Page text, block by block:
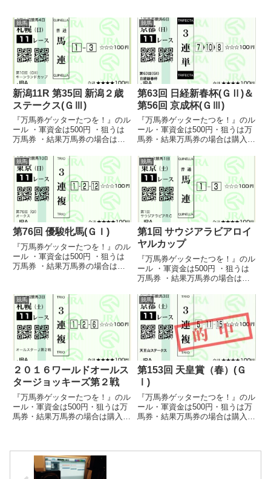
競馬
新潟11R 第35回 新潟２歳
ステークス(ＧⅢ)
『万馬券ゲッターたつを！』のル
ール ・軍資金は500円 ・狙うは
万馬券 ・結果万馬券の場合は購
あった場合は許す） ・誕生日馬
券は万馬券でなくても購入しても
良い ・万馬券は基本当たらない
ので、はずれてもすねない（...
競馬
第63回 日経新春杯(ＧⅡ)＆
第56回 京成杯(ＧⅢ)
『万馬券ゲッターたつを！』のル
ール・軍資金は500円・狙うは万
馬券・結果万馬券の場合は購入し
た場合は許す）・誕生日馬券は万
馬券でなくても購入しても良い・
万馬券は基本当たらないので、は
ずれてもすねない（笑）・高配...
競馬
第76回 優駿牝馬(ＧＩ)
『万馬券ゲッターたつを！』のル
ール ・軍資金は500円 ・狙うは
万馬券 ・結果万馬券の場合は購
基本当たらないので、はずれても
すねない（笑） ・高配当を取っ
たら読者に還元するとかしな...
競馬
第1回 サウジアラビアロイ
ヤルカップ
『万馬券ゲッターたつを！』のル
ール ・軍資金は500円 ・狙うは
万馬券 ・結果万馬券の場合は購
あった場合は許す） ・誕生日馬
券は万馬券でなくても購入しても
良い ・万馬券は基本当たらない
ので、はずれてもすねない（...
競馬
２０１６ワールドオールス
タージョッキーズ第２戦
『万馬券ゲッターたつを！』のル
ール・軍資金は500円・狙うは万
馬券・結果万馬券の場合は購入し
万馬券は基本当たらないので、は
ずれてもすねない（笑）・高配...
競馬
第153回 天皇賞（春）(Ｇ
Ⅰ)
『万馬券ゲッターたつを！』のル
ール・軍資金は500円・狙うは万
馬券・結果万馬券の場合は購入し